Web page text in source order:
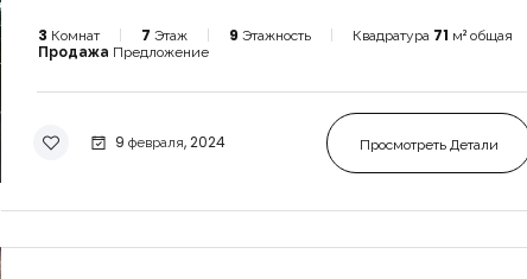
3 Комнат 7 Этаж 9 Этажность Квадратура 71 м² общая
Продажа Предложение
9 февраля, 2024 Просмотреть Детали